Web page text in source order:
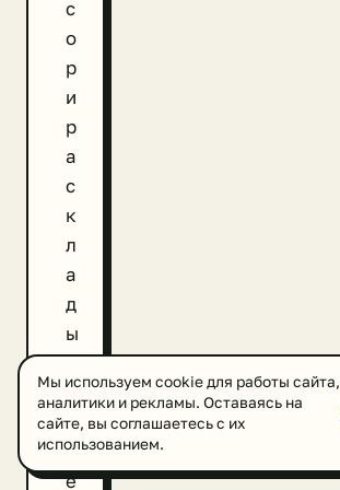
с
о
р
и
р
а
с
к
л
а
д
ы
в
а
т
ь
е
Мы используем cookie для работы сайта,
аналитики и рекламы. Оставаясь на
сайте, вы соглашаетесь с их
использованием.